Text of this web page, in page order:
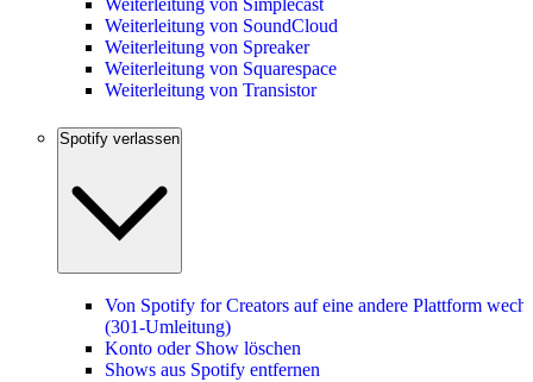
Weiterleitung von Simplecast
Weiterleitung von SoundCloud
Weiterleitung von Spreaker
Weiterleitung von Squarespace
Weiterleitung von Transistor
Spotify verlassen
Von Spotify for Creators auf eine andere Plattform
(301-Umleitung)
Konto oder Show löschen
Shows aus Spotify entfernen